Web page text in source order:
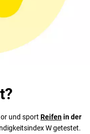
und sport Reifenin der
W getestet.